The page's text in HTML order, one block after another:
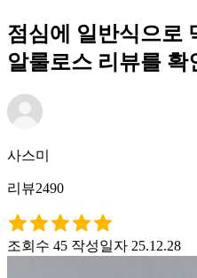
점심에 일반식으로
알룰로스 리뷰를 확
사스미
리뷰2490
조회수 45 작성일자 25.12.28